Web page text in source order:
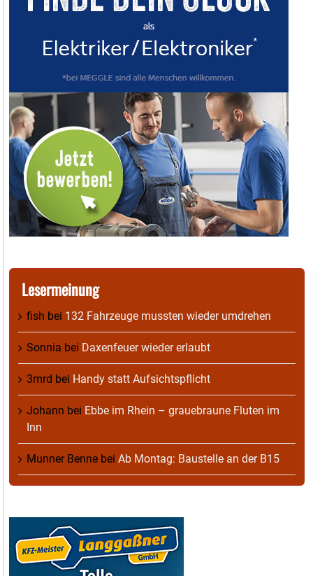
Lesermeinung
fish bei 132 Fahrzeuge mussten wieder umdrehen
Sonnia bei Daxenfeuer wieder erlaubt
3mrd bei Handy statt Aufsichtspflicht
Johann bei Ebbe im Rhein – grauebraune Fluten im
Inn
Munner Benne bei Ab Montag: Baustelle an der B15